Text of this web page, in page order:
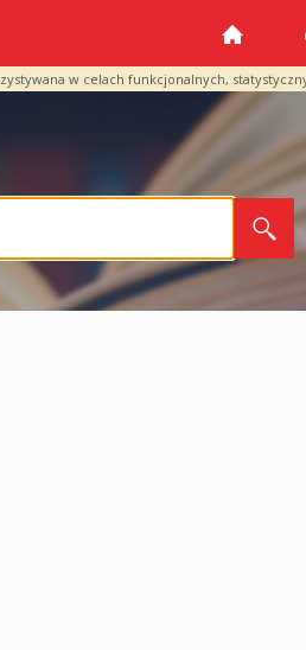
w celach funkcjonalnych,